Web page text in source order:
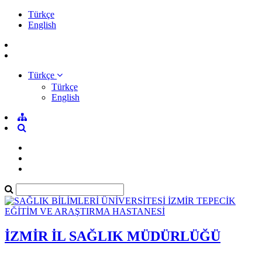
Türkçe
English
Türkçe
Türkçe
English
İZMİR İL SAĞLIK MÜDÜRLÜĞÜ